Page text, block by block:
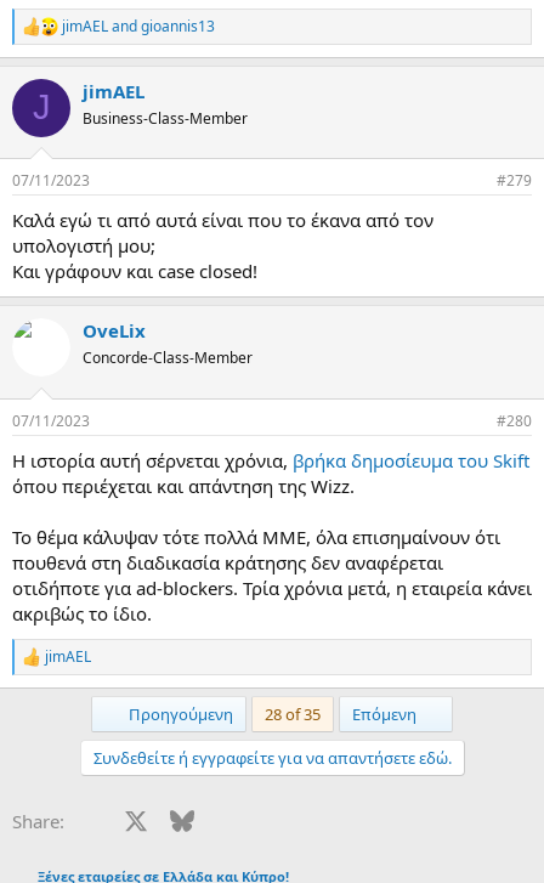
R
e
c
i
s
jimAELandgioannis13
J jimAEL
Business-Class-Member
07/11/2023 #279
Καλά εγώ τι από αυτά είναι που το έκανα από τον
υπολογιστή μου;
Και γράφουν και case closed!
OveLix
Concorde-Class-Member
07/11/2023 #280
Η ιστορία αυτή σέρνεται χρόνια, βρήκα δημοσίευμα του Skift
όπου περιέχεται και απάντηση της Wizz.
Το θέμα κάλυψαν τότε πολλά ΜΜΕ, όλα επισημαίνουν ότι
πουθενά στη διαδικασία κράτησης δεν αναφέρεται
οτιδήποτε για ad-blockers. Τρία χρόνια μετά, η εταιρεία κάνει
ακριβώς το ίδιο.
R
e
s
jimAEL
Προηγούμενη 28 of 35 Επόμενη
Συνδεθείτε ή εγγραφείτε για να απαντήσετε εδώ.
Share: Facebook Bluesky
Ξένες εταιρείες σε Ελλάδα και Κύπρο!